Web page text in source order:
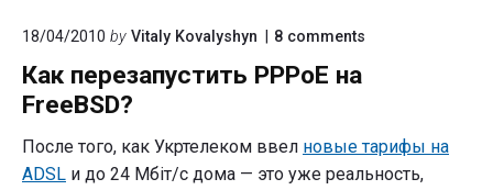
18/04/2010 by Vitaly Kovalyshyn 8 comments
FreeBSD?"
Как перезапустить PPPoE на
FreeBSD?
После того, как Укртелеком ввел новые тарифы на
ADSL и до 24 Мбіт/с дома — это уже реальность,